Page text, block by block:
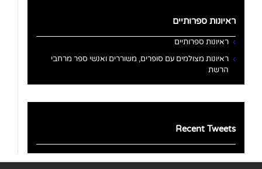
ראיונות ספרותיים
ראיונות ספרותיים
ראיונות מצולמים עם סופרים, משוררים ואנשי ספר מרחבי
הרשת
Recent Tweets